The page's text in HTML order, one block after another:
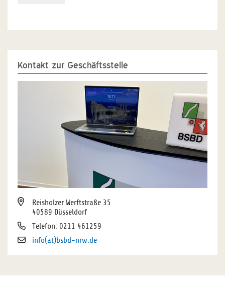
Kontakt zur Geschäftsstelle
Reisholzer Werftstraße 35
40589 Düsseldorf
Telefon: 0211 461259
info(at)bsbd-nrw.de